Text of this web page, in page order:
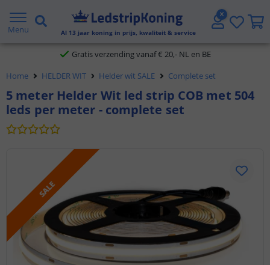
Menu Al 13 jaar koning in prijs, kwaliteit & service
5 jaar garantie
Gratis verzending vanaf € 20,- NL en BE
Klantbeoordeling 9.1
Voor 23:45 uur besteld,morgen in huis
Home HELDER WIT Helder wit SALE Complete set
5 meter Helder Wit led strip COB met 504
leds per meter - complete set
SALE